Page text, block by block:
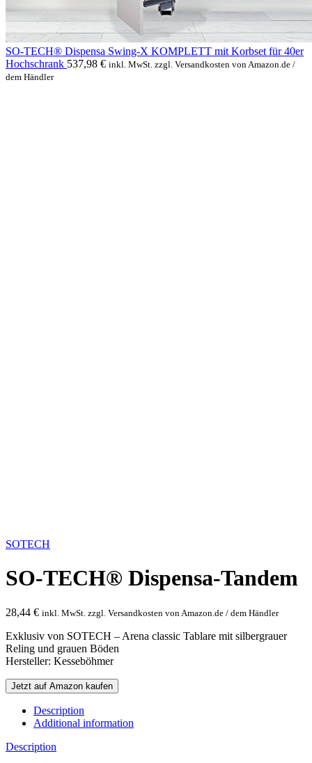
SO-TECH® Dispensa Swing-X KOMPLETT mit Korbset für 40er
Hochschrank 537,98 € inkl. MwSt. zzgl. Versandkosten von Amazon.de /
dem Händler
SOTECH
SO-TECH® Dispensa-Tandem
28,44 € inkl. MwSt. zzgl. Versandkosten von Amazon.de / dem Händler
Exklusiv von SOTECH – Arena classic Tablare mit silbergrauer
Reling und grauen Böden
Hersteller: Kesseböhmer
Jetzt auf Amazon kaufen
Description
Additional information
Description